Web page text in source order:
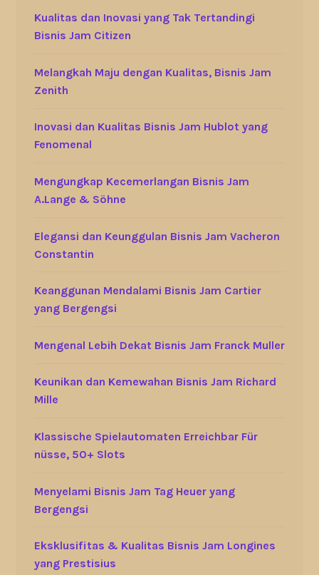
Kualitas dan Inovasi yang Tak Tertandingi
Bisnis Jam Citizen
Melangkah Maju dengan Kualitas, Bisnis Jam
Zenith
Inovasi dan Kualitas Bisnis Jam Hublot yang
Fenomenal
Mengungkap Kecemerlangan Bisnis Jam
A.Lange & Söhne
Elegansi dan Keunggulan Bisnis Jam Vacheron
Constantin
Keanggunan Mendalami Bisnis Jam Cartier
yang Bergengsi
Mengenal Lebih Dekat Bisnis Jam Franck Muller
Keunikan dan Kemewahan Bisnis Jam Richard
Mille
Klassische Spielautomaten Erreichbar Für
nüsse, 50+ Slots
Menyelami Bisnis Jam Tag Heuer yang
Bergengsi
Eksklusifitas & Kualitas Bisnis Jam Longines
yang Prestisius